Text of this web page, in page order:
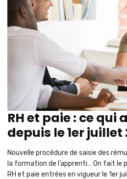
RH et paie : ce qui
depuis le 1er juillet
Nouvelle procédure de saisie des
la formation de l’apprenti… On fait le
RH et paie entrées en vigueur le 1er